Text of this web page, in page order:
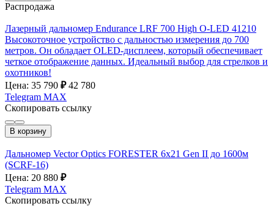
Распродажа
Лазерный дальномер Endurance LRF 700 High O-LED 41210
Высокоточное устройство с дальностью измерения до 700
метров. Он обладает OLED-дисплеем, который обеспечивает
четкое отображение данных. Идеальный выбор для стрелков и
охотников!
Цена: 35 790 ₽ 42 780
Telegram MAX
Скопировать ссылку
В корзину
Дальномер Vector Optics FORESTER 6x21 Gen II до 1600м
(SCRF-16)
Цена: 20 880 ₽
Telegram MAX
Скопировать ссылку